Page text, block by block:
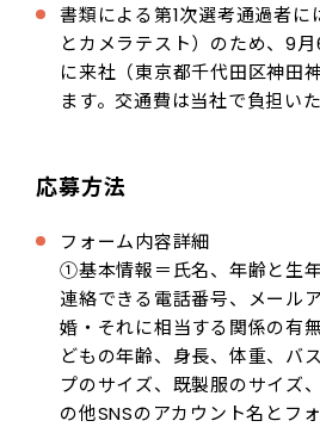
書類による第1次選考通過者
とカメラテスト）のため、9月
に来社（東京都千代田区神田
ます。交通費は当社で負担いた
応募方法
フォーム内容詳細
①基本情報＝氏名、年齢と生
連絡できる電話番号、メール
婚・それに相当する関係の有
どもの年齢、身長、体重、バ
プのサイズ、既製服のサイズ
の他SNSのアカウント名とフ